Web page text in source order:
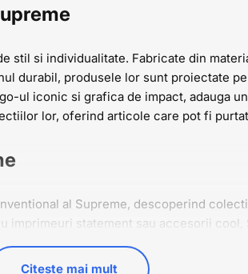
stil si individualitate. Fabricate din
durabil, produsele lor sunt proiectate
ul iconic si grafica de impact, adauga
lor, oferind articole care pot fi
al Supreme, descoperind
imprimeuri statement sau accesorii
a iesi in evidenta in multime.
Astazi!
Citeste mai mult